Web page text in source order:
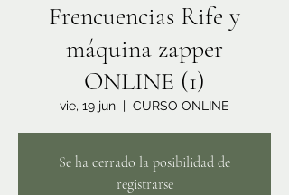
Frencuencias Rife y
máquina zapper
ONLINE (1)
vie, 19 jun
  |
CURSO ONLINE
Se ha cerrado la posibilidad de
registrarse